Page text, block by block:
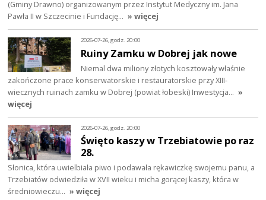
(Gminy Drawno) organizowanym przez Instytut Medyczny im. Jana
Pawła II w Szczecinie i Fundację… » więcej
2026-07-26, godz. 20:00
Ruiny Zamku w Dobrej jak nowe
Niemal dwa miliony złotych kosztowały właśnie
zakończone prace konserwatorskie i restauratorskie przy XIII-
wiecznych ruinach zamku w Dobrej (powiat łobeski) Inwestycja… »
więcej
2026-07-26, godz. 20:00
Święto kaszy w Trzebiatowie po raz
28.
Słonica, która uwielbiała piwo i podawała rękawiczkę swojemu panu, a
Trzebiatów odwiedziła w XVII wieku i micha gorącej kaszy, która w
średniowieczu… » więcej